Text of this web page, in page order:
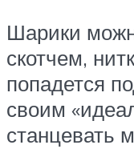
Шарики
скотчем,
попадется
своим
станцевать